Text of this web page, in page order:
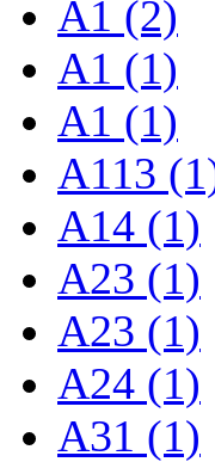
A1 (2)
A1 (1)
A1 (1)
A113
A14 (1)
A23 (1)
A23 (1)
A24 (1)
A31 (1)